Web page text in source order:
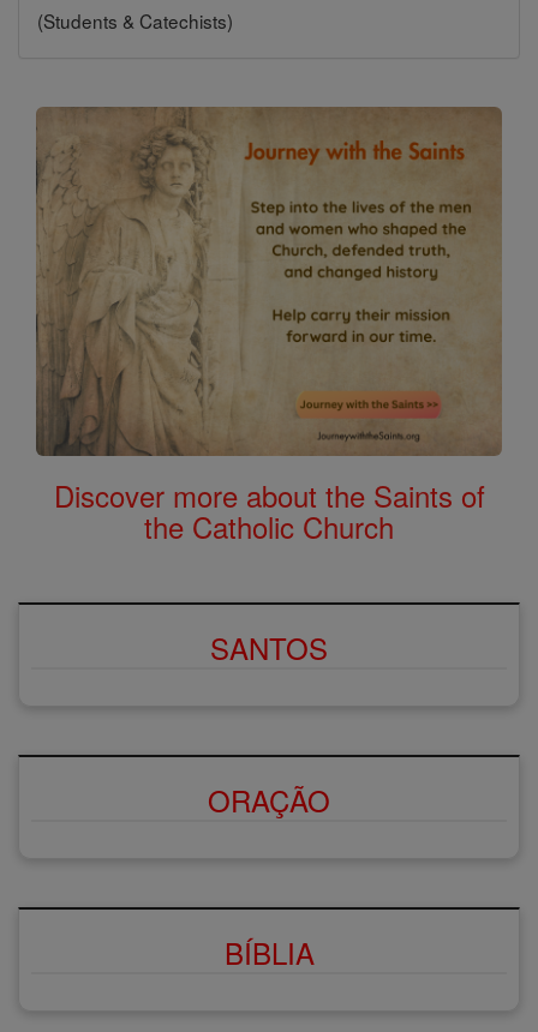
(Students & Catechists)
Discover more about the Saints of
the Catholic Church
SANTOS
ORAÇÃO
BÍBLIA